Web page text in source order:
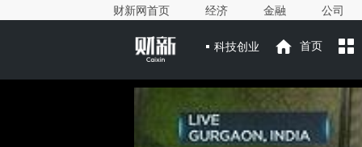
财新网首页 经济 金融 公司
科技创业 首页